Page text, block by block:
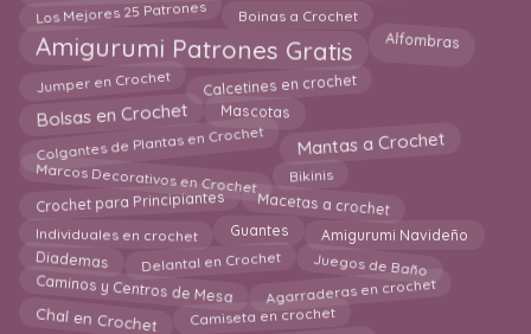
Los Mejores 25 Patrones Boinas a Crochet
Amigurumi Patrones Gratis Alfombras
Jumper en Crochet Calcetines en crochet
Bolsas en Crochet Mascotas
Colgantes de Plantas en Crochet Mantas a Crochet
Marcos Decorativos en Crochet Bikinis
Crochet para Principiantes Macetas a crochet
Individuales en crochet Guantes Amigurumi Navideño
Diademas Delantal en Crochet Juegos de Baño
Caminos y Centros de Mesa Agarraderas en crochet
Chal en Crochet Camiseta en crochet